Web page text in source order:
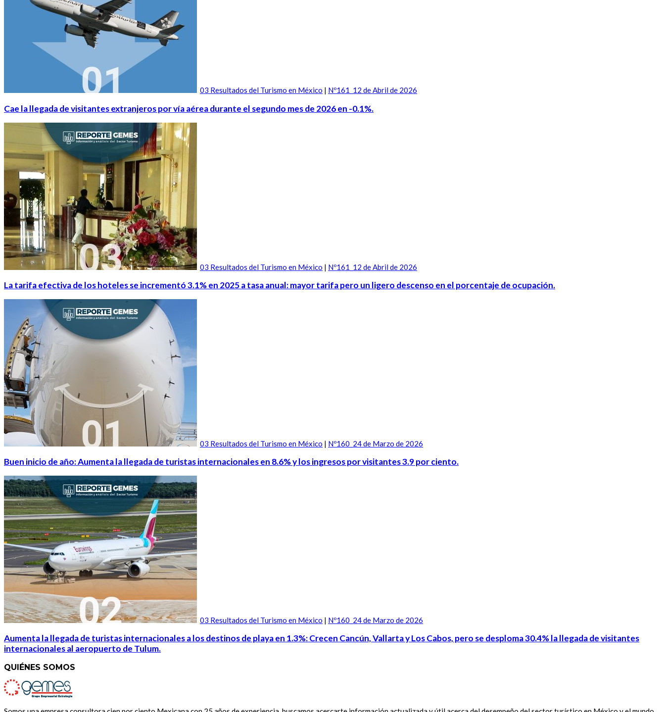
03 Resultados del Turismo en México | Nº161_12 de Abril de 2026
Cae la llegada de visitantes extranjeros por vía aérea durante el segundo mes de 2026 en -0.1%.
03 Resultados del Turismo en México | Nº161_12 de Abril de 2026
La tarifa efectiva de los hoteles se incrementó 3.1% en 2025 a tasa anual: mayor tarifa pero un ligero descenso en el porcentaje de ocupación.
03 Resultados del Turismo en México | Nº160_24 de Marzo de 2026
Buen inicio de año: Aumenta la llegada de turistas internacionales en 8.6% y los ingresos por visitantes 3.9 por ciento.
03 Resultados del Turismo en México | Nº160_24 de Marzo de 2026
Aumenta la llegada de turistas internacionales a los destinos de playa en 1.3%: Crecen Cancún, Vallarta y Los Cabos, pero se desploma 30.4% la llegada de visitantes
internacionales al aeropuerto de Tulum.
QUIÉNES SOMOS